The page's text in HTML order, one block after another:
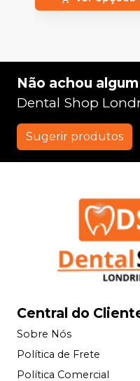
Não achou
Dental Shop
Sugerir produtos
Central do
Sobre Nós
Política de Frete
Política Comercial